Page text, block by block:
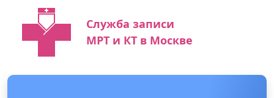
Служба записи
МРТ и КТ в Москве